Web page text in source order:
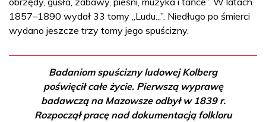
1857–1890 wydał 33 tomy „Ludu...”. Niedługo po śmierci
wydano jeszcze trzy tomy jego spuścizny.
Badaniom spuścizny ludowej Kolberg
poświęcił całe życie. Pierwszą wyprawę
badawczą na Mazowsze odbył w 1839 r.
Rozpoczął pracę nad dokumentacją folkloru